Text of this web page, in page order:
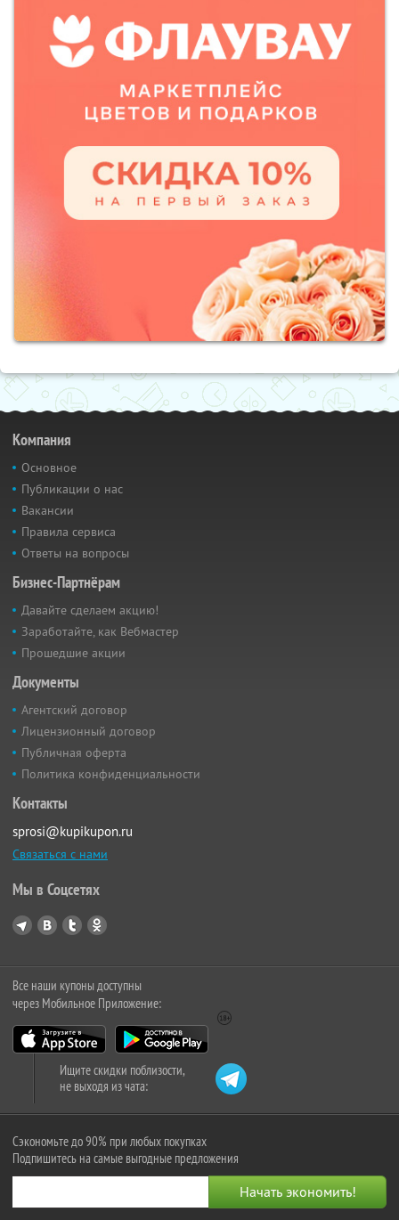
Компания
Основное
Публикации о нас
Вакансии
Правила сервиса
Ответы на вопросы
Бизнес-Партнёрам
Давайте сделаем акцию!
Заработайте, как Вебмастер
Прошедшие акции
Документы
Агентский договор
Лицензионный договор
Публичная оферта
Политика конфиденциальности
Контакты
sprosi@kupikupon.ru
Связаться с нами
Мы в Соцсетях
Все наши купоны доступны
через Мобильное Приложение:
Ищите скидки поблизости,
не выходя из чата:
Сэкономьте до 90% при любых покупках
Подпишитесь на самые выгодные предложения